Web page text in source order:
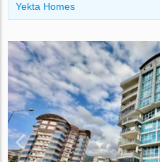
Yekta Homes